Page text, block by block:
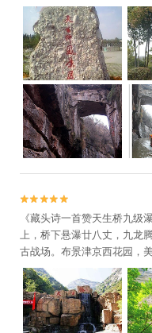


《藏头诗一首赞天生桥九级
上，桥下悬瀑廿八丈，九龙
古战场。布景津京西花园，